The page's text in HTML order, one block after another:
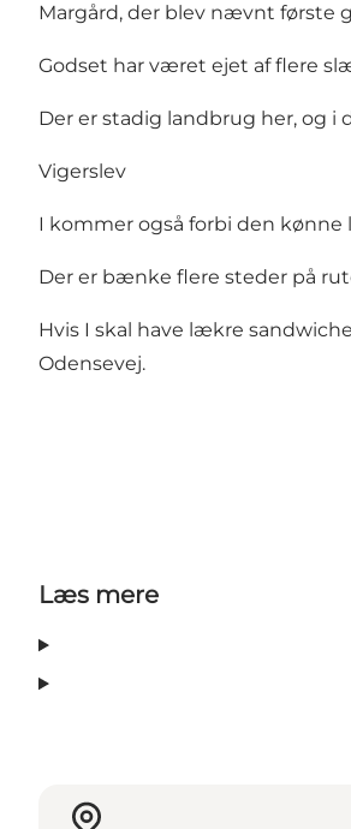
Margård, der blev nævnt første
Godset har været ejet af flere
Der er stadig landbrug her, og i
Vigerslev
I kommer også forbi den kønne
Der er bænke flere steder på
Hvis I skal have lækre
Odensevej.
Læs mere